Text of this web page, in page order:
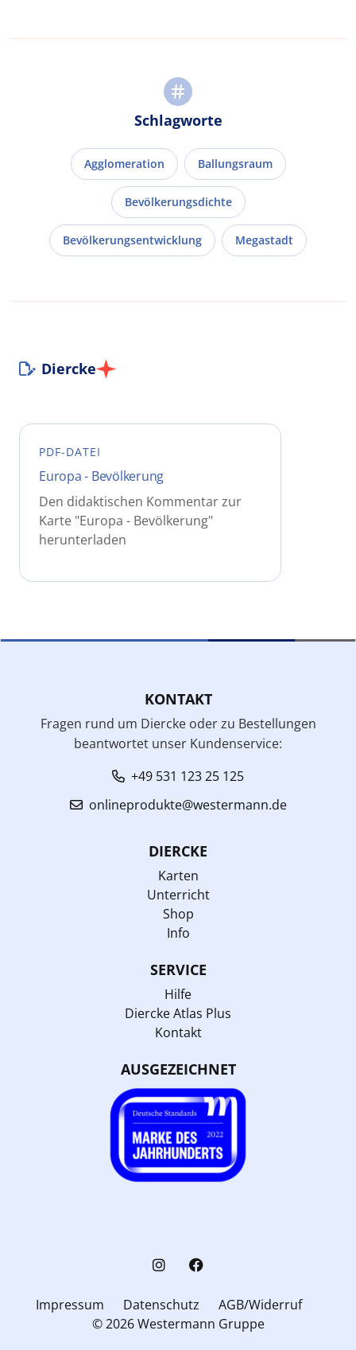
Schlagworte
Agglomeration Ballungsraum
Bevölkerungsdichte
Bevölkerungsentwicklung Megastadt
Diercke
PDF-DATEI
Europa - Bevölkerung
Den didaktischen Kommentar zur
Karte "Europa - Bevölkerung"
herunterladen
KONTAKT
Fragen rund um Diercke oder zu Bestellungen
beantwortet unser Kundenservice:
+49 531 123 25 125
onlineprodukte@westermann.de
DIERCKE
Karten
Unterricht
Shop
Info
SERVICE
Hilfe
Diercke Atlas Plus
Kontakt
AUSGEZEICHNET
Impressum Datenschutz
AGB/Widerruf
© 2026 Westermann Gruppe